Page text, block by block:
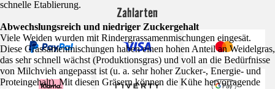
schnelle Etablierung.
Abwechslungsreich und niedriger Zuckergehalt
Viele Weiden wurden mit Rindergrassamenmischungen eingesät.
Diese Grassamenmischungen haben einen hohen Anteil an Weidelgras,
das sehr schnell wächst (Produktionsgras) und voll an die Bedürfnisse
von Milchvieh angepasst ist (u. a. sehr hoher Zucker-, Energie- und
Proteingehalt). Mit diesen Gräsern können die Kühe hervorragende
Zahlarten